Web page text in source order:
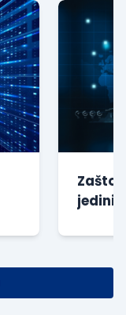
Zašto
jedini